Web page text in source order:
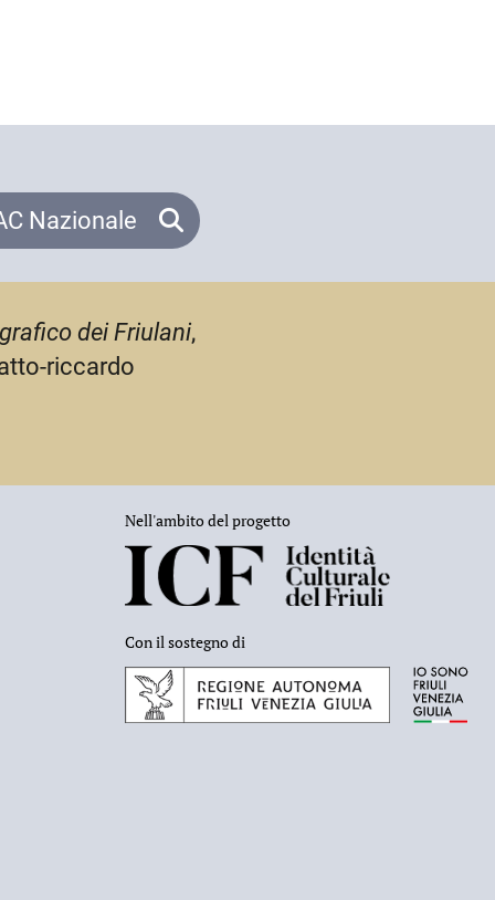
Nazionale
dei Friulani,
riccardo
Nell'ambito del progetto
Con il sostegno di